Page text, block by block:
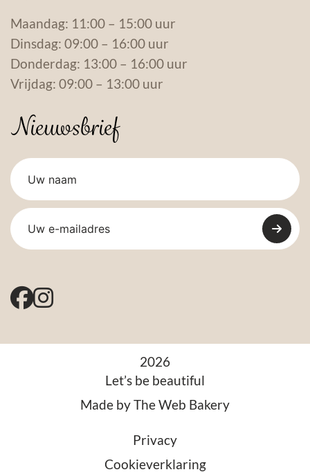
Maandag: 11:00 – 15:00 uur
Dinsdag: 09:00 – 16:00 uur
Donderdag: 13:00 – 16:00 uur
Vrijdag: 09:00 – 13:00 uur
Nieuwsbrief
2026
Let’s be beautiful
Made byThe Web Bakery
Privacy
Cookieverklaring